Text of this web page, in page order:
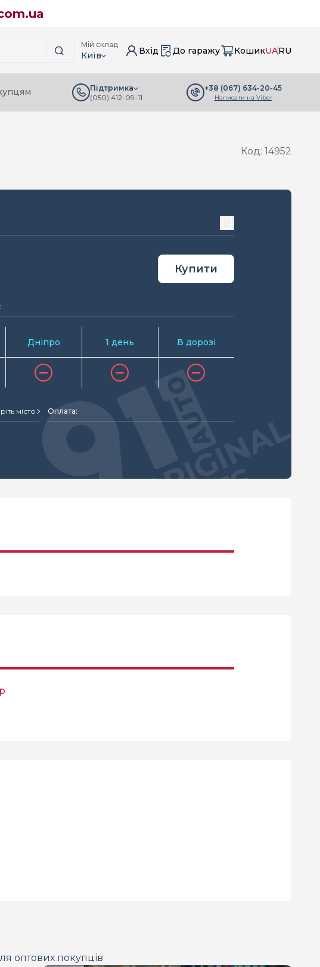
Мій склад
Київ Вхід До гаражу КошикUARU
Підтримка
(050) 412-09-11
+38 (067) 634-20-45
Написати на Viber
Код: 14952
Купити
Дніпро 1 день В дорозі
місто Оплата:
оптових покупців